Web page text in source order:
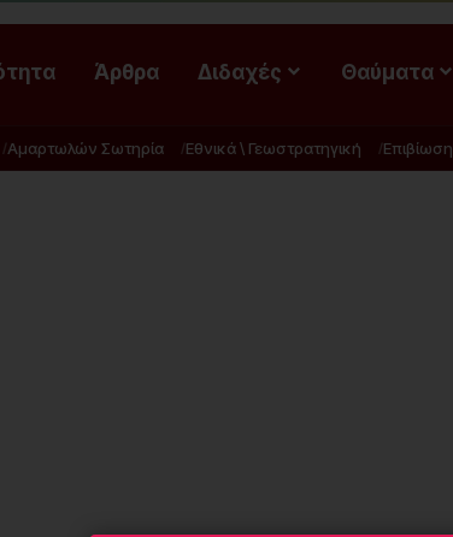
Άρθρα Διδαχές Θαύματα
Αμαρτωλών Σωτηρία Εθνικά \ Γεωστρατηγική Επιβίωση